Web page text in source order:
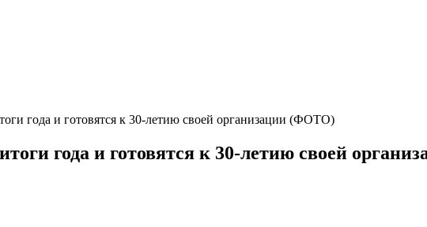
года и готовятся к 30-летию своей организации (ФОТО)
года и готовятся к 30-летию своей